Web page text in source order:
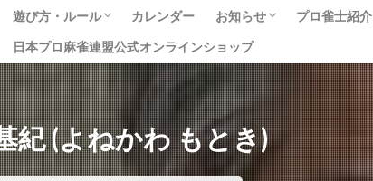
遊び方・ルール
龍龍のプレイ方法
ルール
課金方法
カレンダー お知らせ
イベント
ニュース
すべて
プロ雀士紹介
日本プロ麻雀連盟公式オンラインショップ
紀 (よねかわ もとき)